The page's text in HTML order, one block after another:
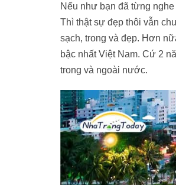
Bãi Biển Dốc Lết
Bãi Biển Đại Lãnh
Bãi Tắm Đôi Hòn
Bãi Biển Hòn Gầm
Biển Sơn Đừng -
Bãi Biển Hòn Tằm
Bãi Tranh
Bãi Biển Bình Ba
Bãi Biển Nhũ Tiên
Nếu như bạn đã từng
Thì thật sự đẹp thôi vẫn
sạch, trong và đẹp. Hơn
bậc nhất Việt Nam. Cứ 2
trong và ngoài nước.